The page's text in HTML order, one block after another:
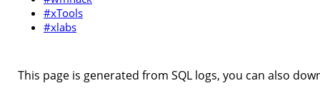
#xTools
#xlabs
This page is generated from SQL logs, you can also